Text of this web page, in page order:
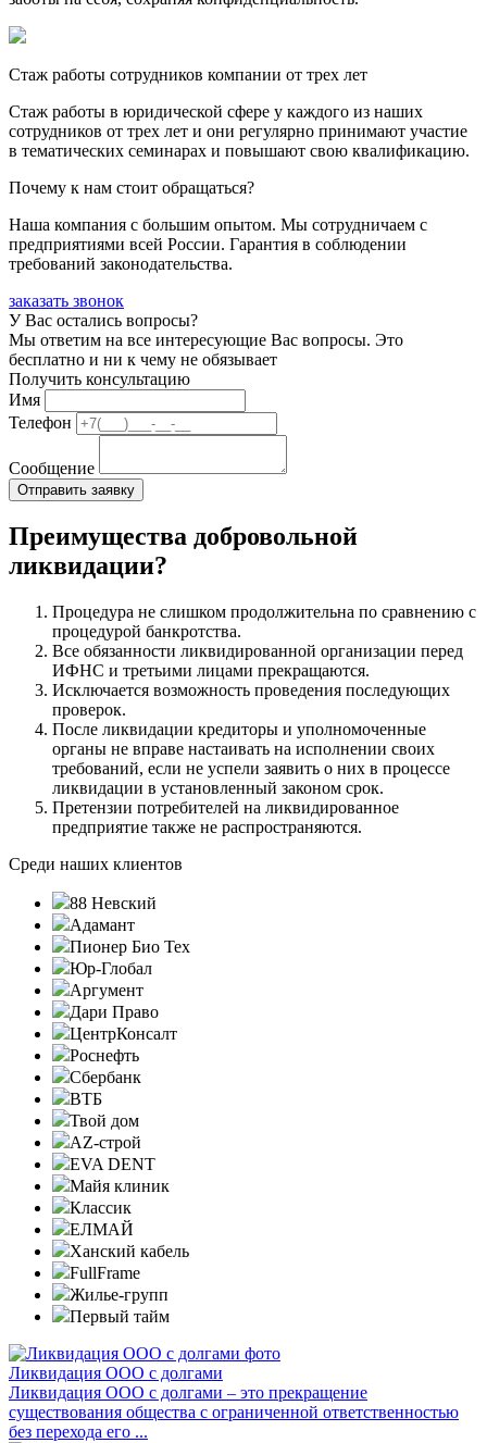
Стаж работы сотрудников компании от трех лет
Стаж работы в юридической сфере у каждого из наших
сотрудников от трех лет и они регулярно принимают участие
в тематических семинарах и повышают свою квалификацию.
Почему к нам стоит обращаться?
Наша компания с большим опытом. Мы сотрудничаем с
предприятиями всей России. Гарантия в соблюдении
требований законодательства.
заказать звонок
У Вас остались вопросы?
Мы ответим на все интересующие Вас вопросы. Это
бесплатно и ни к чему не обязывает
Получить консультацию
Имя
Телефон
Сообщение
Преимущества добровольной
ликвидации?
Процедура не слишком продолжительна по сравнению с
процедурой банкротства.
Все обязанности ликвидированной организации перед
ИФНС и третьими лицами прекращаются.
Исключается возможность проведения последующих
проверок.
После ликвидации кредиторы и уполномоченные
органы не вправе настаивать на исполнении своих
требований, если не успели заявить о них в процессе
ликвидации в установленный законом срок.
Претензии потребителей на ликвидированное
предприятие также не распространяются.
Среди наших клиентов
88 Невский
Адамант
Пионер Био Тех
Юр-Глобал
Аргумент
Дари Право
ЦентрКонсалт
Роснефть
Сбербанк
ВТБ
Твой дом
AZ-строй
EVA DENT
Майя клиник
Классик
ЕЛМАЙ
Ханский кабель
FullFrame
Жилье-групп
Первый тайм
Ликвидация ООО с долгами
Ликвидация ООО с долгами – это прекращение
существования общества с ограниченной ответственностью
без перехода его ...